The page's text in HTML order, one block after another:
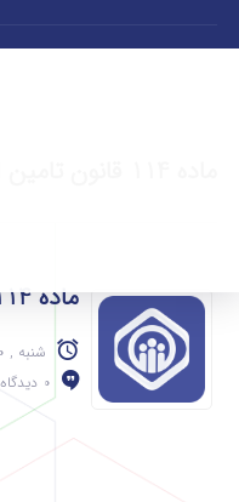
ماده 114 قانون تامین اجتماعی
شنبه , 20 آذر 1395
0 دیدگاه